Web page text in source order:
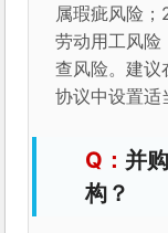
属瑕疵风险；
劳动用工风
查风险。建议
协议中设置适
并
构？